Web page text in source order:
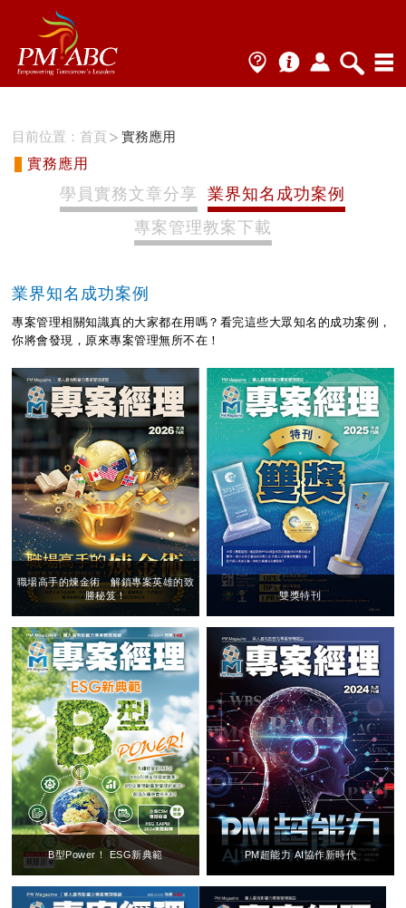
目前位置：首頁
實務應用
實務應用
學員實務文章分享
業界知名成功案例
專案管理教案下載
業界知名成功案例
專案管理相關知識真的大家都在用嗎？看完這些大眾知名的成功案例，
你將會發現，原來專案管理無所不在！
職場高手的煉金術 解鎖專案英雄的致
勝秘笈！
雙獎特刊
B型Power！ ESG新典範 PM超能力 AI協作新時代